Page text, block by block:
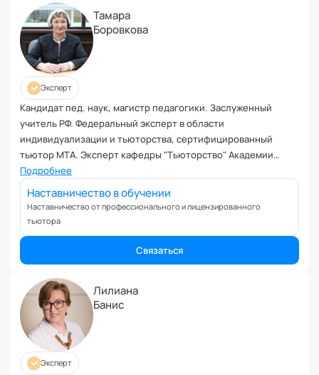
Самоорганизация и мотивация
Самооценка и уверенность в себе
Секс и сексуальность
Системное мышление
Сложности в общении
Сон
Социализация и адаптация
Спорт и тренировки
Токсичные отношения и созависимость
Травматический опыт
Умение работать в команде
Управление продажами и маркетинг
Управление проектами
Управление репутацией
Фасилитация
Физические травмы и реабилитация
Тамара
Боровкова
Эксперт
Кандидат пед. наук, магистр педагогики. Заслуженный
учитель РФ. Федеральный эксперт в области
индивидуализации и тьюторства, сертифицированный
тьютор МТА. Эксперт кафедры "Тьюторство" Академии
социальных технологий
Подробнее
Наставничество в обучении
Наставничество от профессионального и лицензированного
тьютора
Связаться
Лилиана
Банис
Эксперт